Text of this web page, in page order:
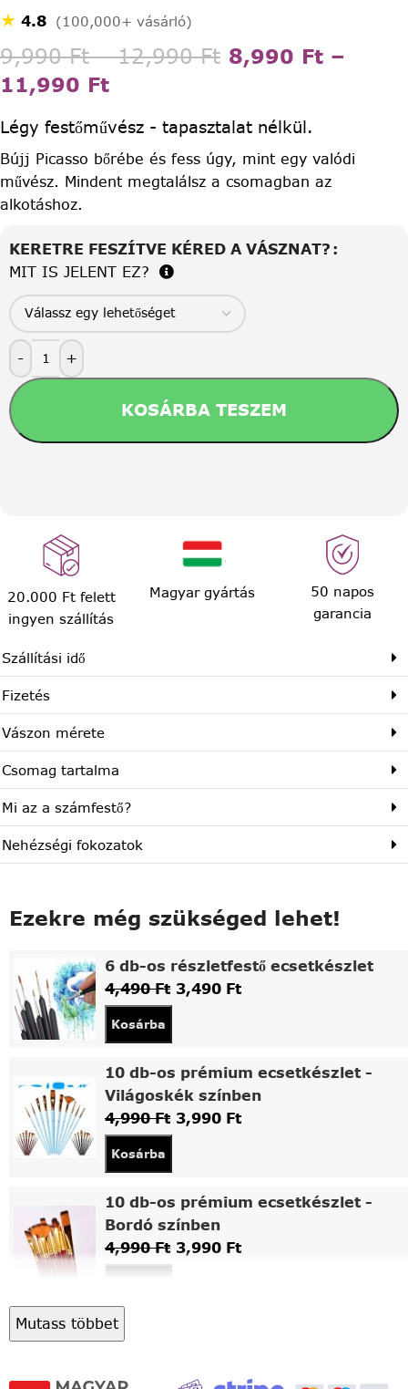
★ 4.8 (100,000+ vásárló)
9,990Ft – 12,990Ft 8,990 Ft –
11,990 Ft
Légy festőművész - tapasztalat nélkül.
Bújj Picasso bőrébe és fess úgy, mint egy valódi
művész. Mindent megtalálsz a csomagban az
alkotáshoz.
KERETRE FESZÍTVE KÉRED A VÁSZNAT?
MIT IS JELENT EZ?
- +
KOSÁRBA TESZEM
20.000 Ft felett
ingyen szállítás
Magyar gyártás
50 napos
garancia
Szállítási idő
Fizetés
Vászon mérete
Csomag tartalma
Mi az a számfestő?
Nehézségi fokozatok
Ezekre még szükséged lehet!
6 db-os részletfestő ecsetkészlet
4,490Ft 3,490 Ft
Kosárba
10 db-os prémium ecsetkészlet -
Világoskék színben
4,990Ft 3,990 Ft
Kosárba
10 db-os prémium ecsetkészlet -
Bordó színben
4,990Ft 3,990 Ft
Asztali fa festőállvány
Mutass többet